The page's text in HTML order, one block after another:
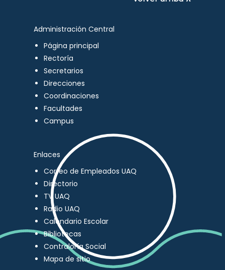
Administración Central
Página principal
Rectoría
Secretarios
Direcciones
Coordinaciones
Facultades
Campus
Enlaces
Correo de Empleados UAQ
Directorio
TV UAQ
Radio UAQ
Calendario Escolar
Bibliotecas
Contraloría Social
Mapa de sitio